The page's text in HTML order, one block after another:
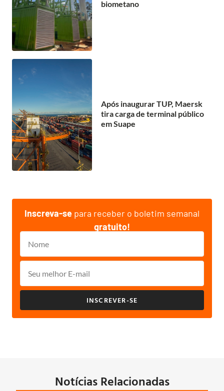
biometano
Após inaugurar TUP, Maersk
tira carga de terminal público
em Suape
Inscreva-se para receber o boletim semanal
gratuito!
INSCREVER-SE
Notícias Relacionadas